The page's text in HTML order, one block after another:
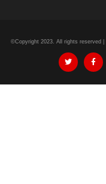
©Copyright 2023. All rights reserved |